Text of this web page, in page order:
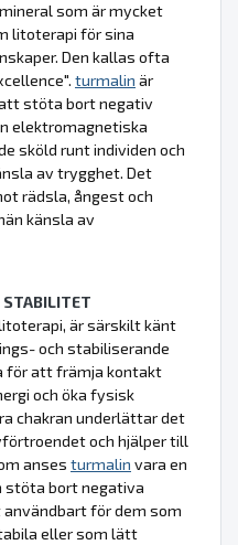
som är mycket
litoterapi för sina
Den kallas ofta
turmalin är
stöta bort negativ
elektromagnetiska
sköld runt individen och
av trygghet. Det
rädsla, ångest och
känsla av
STABILITET
är särskilt känt
och stabiliserande
för att främja kontakt
och öka fysisk
chakran underlättar det
och hjälper till
anses turmalin vara en
stöta bort negativa
för dem som
eller som lätt